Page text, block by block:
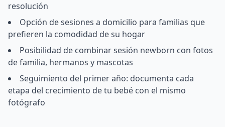
resolución
Opción de sesiones a domicilio para familias que
prefieren la comodidad de su hogar
Posibilidad de combinar sesión newborn con fotos
de familia, hermanos y mascotas
Seguimiento del primer año: documenta cada
etapa del crecimiento de tu bebé con el mismo
fotógrafo